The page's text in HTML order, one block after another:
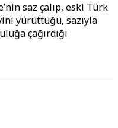
saz çalıp, eski Türk
yürüttüğü, sazıyla
çağırdığı